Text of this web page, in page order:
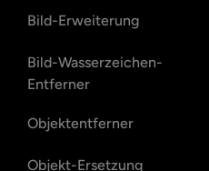
Bild-Erweiterung
Bild-Wasserzeichen-
Entferner
Objektentferner
Objekt-Ersetzung